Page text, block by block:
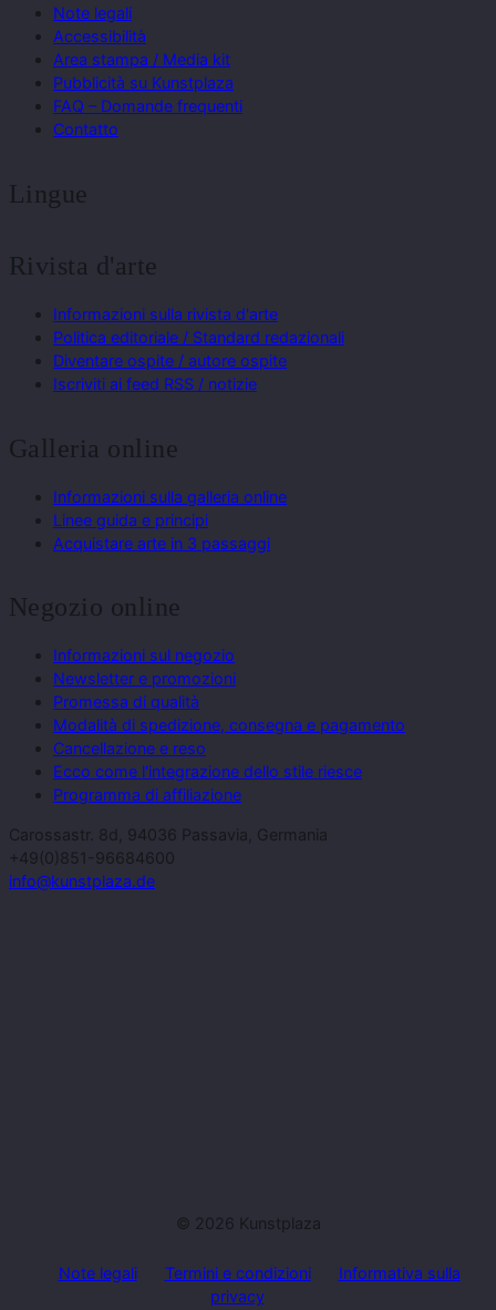
Note legali
Accessibilità
Area stampa / Media kit
Pubblicità su Kunstplaza
FAQ – Domande frequenti
Contatto
Lingue
Rivista d'arte
Informazioni sulla rivista d'arte
Politica editoriale / Standard redazionali
Diventare ospite / autore ospite
Iscriviti ai feed RSS / notizie
Galleria online
Informazioni sulla galleria online
Linee guida e principi
Acquistare arte in 3 passaggi
Negozio online
Informazioni sul negozio
Newsletter e promozioni
Promessa di qualità
Modalità di spedizione, consegna e pagamento
Cancellazione e reso
Ecco come l'integrazione dello stile riesce
Programma di affiliazione
Carossastr. 8d, 94036 Passavia, Germania
+49(0)851-96684600
info@kunstplaza.de
© 2026 Kunstplaza
Note legali Termini e condizioni
Informativa sulla
privacy